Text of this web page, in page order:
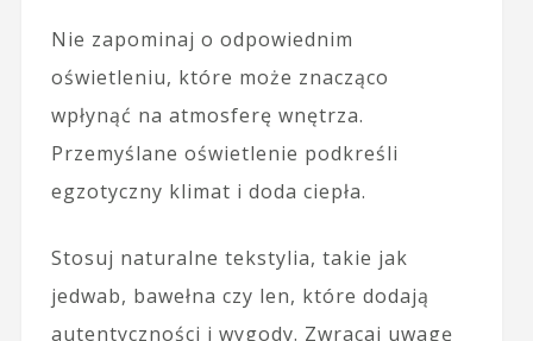
Nie zapominaj o odpowiednim
oświetleniu, które może znacząco
wpłynąć na atmosferę wnętrza.
Przemyślane oświetlenie podkreśli
egzotyczny klimat i doda ciepła.
Stosuj naturalne tekstylia, takie jak
jedwab, bawełna czy len, które dodają
autentyczności i wygody. Zwracaj uwagę